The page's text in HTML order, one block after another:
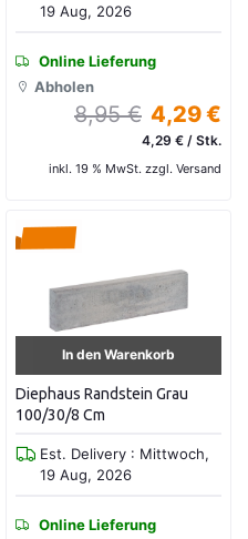
19 Aug, 2026
Online Lieferung
Abholen
8,95 € 4,29 €
4,29 € / Stk.
inkl. 19 % MwSt. zzgl. Versand
In den Warenkorb
Diephaus Randstein Grau
100/30/8 Cm
Est. Delivery : Mittwoch,
19 Aug, 2026
Online Lieferung